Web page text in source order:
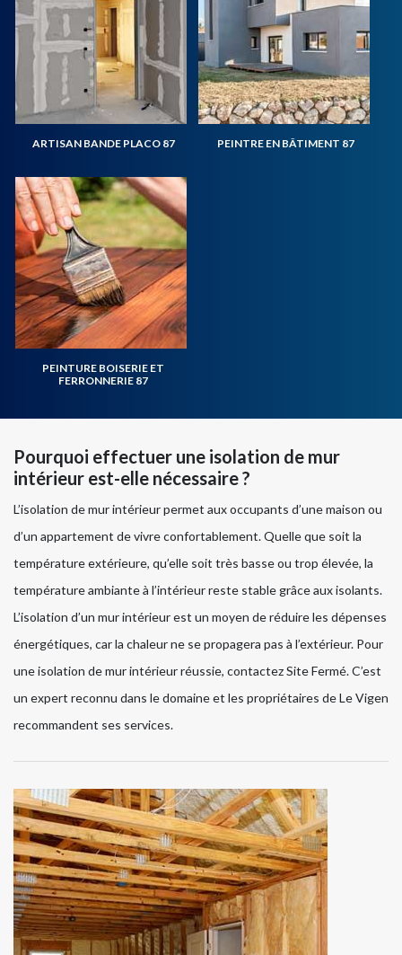
ARTISAN BANDE PLACO 87 PEINTRE EN BÂTIMENT 87
PEINTURE BOISERIE ET
FERRONNERIE 87
Pourquoi effectuer une isolation de mur
intérieur est-elle nécessaire ?
L’isolation de mur intérieur permet aux occupants d’une maison ou
d’un appartement de vivre confortablement. Quelle que soit la
température extérieure, qu’elle soit très basse ou trop élevée, la
température ambiante à l’intérieur reste stable grâce aux isolants.
L’isolation d’un mur intérieur est un moyen de réduire les dépenses
énergétiques, car la chaleur ne se propagera pas à l’extérieur. Pour
une isolation de mur intérieur réussie, contactez Site Fermé. C’est
un expert reconnu dans le domaine et les propriétaires de Le Vigen
recommandent ses services.